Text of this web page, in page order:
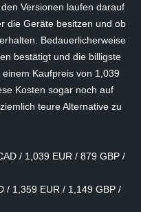
Versionen laufen darauf
die Geräte besitzen und ob
Bedauerlicherweise
bestätigt und die billigste
Kaufpreis von 1,039
Kosten sogar noch auf
teure Alternative zu
/ 1,039 EUR / 879 GBP /
/ 1,359 EUR / 1,149 GBP /